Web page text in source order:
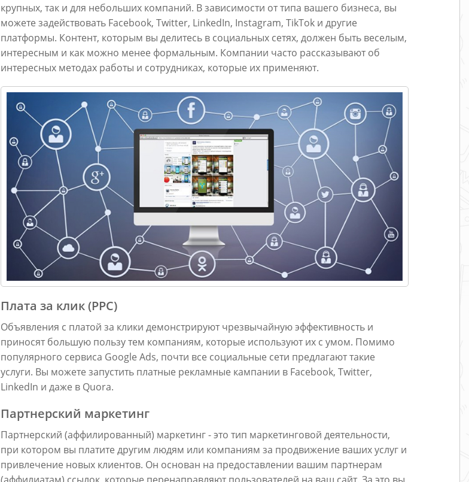
крупных, так и для небольших компаний. В зависимости от типа вашего бизнеса, вы
можете задействовать Facebook, Twitter, LinkedIn, Instagram, TikTok и другие
платформы. Контент, которым вы делитесь в социальных сетях, должен быть веселым,
интересным и как можно менее формальным. Компании часто рассказывают об
интересных методах работы и сотрудниках, которые их применяют.
Плата за клик (PPC)
Объявления с платой за клики демонстрируют чрезвычайную эффективность и
приносят большую пользу тем компаниям, которые используют их с умом. Помимо
популярного сервиса Google Ads, почти все социальные сети предлагают такие
услуги. Вы можете запустить платные рекламные кампании в Facebook, Twitter,
LinkedIn и даже в Quora.
Партнерский маркетинг
Партнерский (аффилированный) маркетинг - это тип маркетинговой деятельности,
при котором вы платите другим людям или компаниям за продвижение ваших услуг и
привлечение новых клиентов. Он основан на предоставлении вашим партнерам